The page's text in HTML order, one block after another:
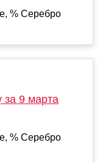
% Серебро
9 марта
% Серебро